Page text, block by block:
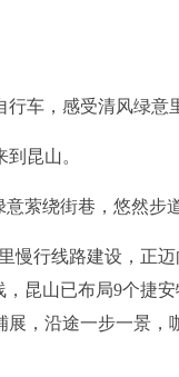
，感受清风绿意里
昆山。
绕街巷，悠然步道
行线路建设，正迈
昆山已布局9个捷
，沿途一步一景，